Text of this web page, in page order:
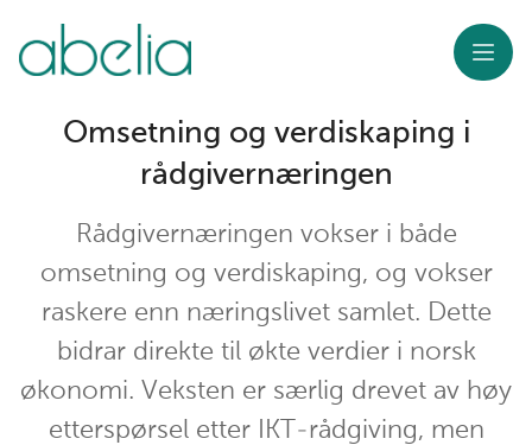
Meny
Omsetning og verdiskaping i
rådgivernæringen
Rådgivernæringen vokser i både
omsetning og verdiskaping, og vokser
raskere enn næringslivet samlet. Dette
bidrar direkte til økte verdier i norsk
økonomi. Veksten er særlig drevet av høy
etterspørsel etter IKT-rådgiving, men